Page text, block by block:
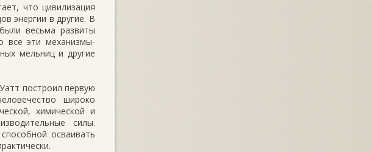
что цивилизация
энергии в другие. В
весьма развиты
все эти механизмы-
мельниц и другие
построил первую
широко
химической и
силы.
осваивать